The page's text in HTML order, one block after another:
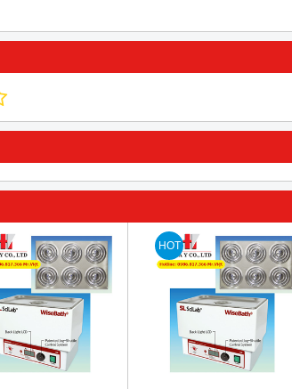
HOT